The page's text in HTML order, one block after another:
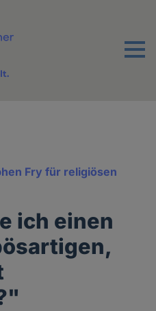
Menu
Fry für religiösen
ich einen